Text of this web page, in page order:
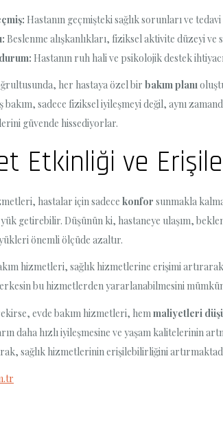
Hastanın geçmişteki sağlık sorunları ve
Beslenme alışkanlıkları, fiziksel aktivite düzeyi ve
Hastanın ruh hali ve psikolojik destek
her hastaya özel bir bakım planı
bakım, sadece fiziksel iyileşmeyi değil, aynı
güvende hissediyorlar.
Etkinliği ve
hastalar için sadece konfor sunmakla
getirebilir. Düşünün ki, hastaneye ulaşım,
önemli ölçüde azaltır.
hizmetleri, sağlık hizmetlerine erişimi
bu hizmetlerden yararlanabilmesini
evde bakım hizmetleri, hem maliyetleri
daha hızlı iyileşmesine ve yaşam kalitelerinin
sağlık hizmetlerinin erişilebilirliğini